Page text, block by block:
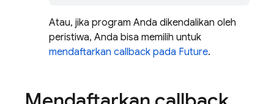
Atau, jika program Anda dikendalikan oleh
peristiwa, Anda bisa memilih untuk
mendaftarkan callback pada Future.